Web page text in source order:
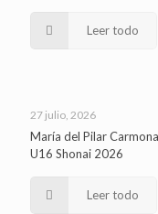
Leer todo
27 julio, 2026
María del Pilar
U16 Shonai 2026
Leer todo